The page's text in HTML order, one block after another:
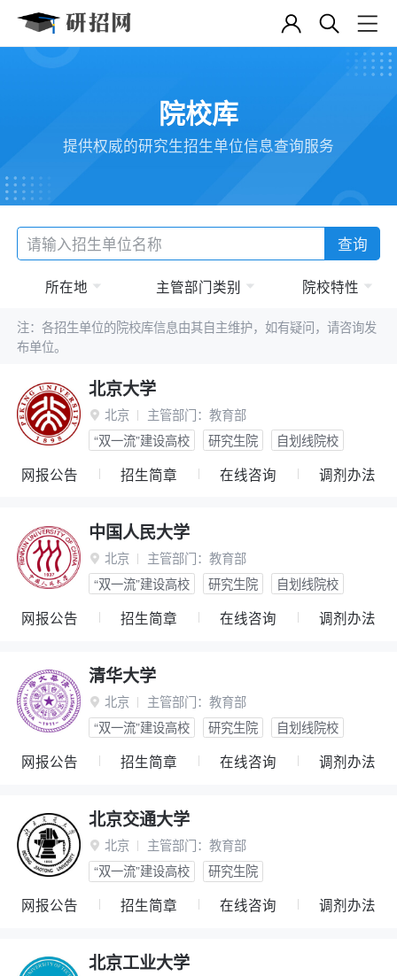
院校库
提供权威的研究生招生单位信息查询服务
查询
所在地 主管部门类别 院校特性
注：各招生单位的院校库信息由其自主维护，如有疑问，请咨询发
布单位。
北京大学
 北京 主管部门： 教育部
“双一流”建设高校
研究生院 自划线院校
网报公告 招生简章 在线咨询 调剂办法
中国人民大学
 北京 主管部门： 教育部
“双一流”建设高校
研究生院 自划线院校
网报公告 招生简章 在线咨询 调剂办法
清华大学
 北京 主管部门： 教育部
“双一流”建设高校
研究生院 自划线院校
网报公告 招生简章 在线咨询 调剂办法
北京交通大学
 北京 主管部门： 教育部
“双一流”建设高校
研究生院
网报公告 招生简章 在线咨询 调剂办法
北京工业大学